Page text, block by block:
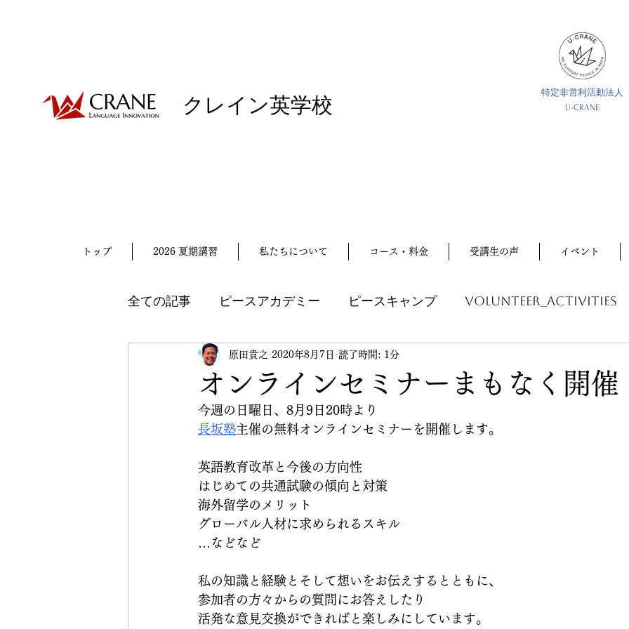
クレイン英学校
特定非営利活動法人
U-CRANE
トップ 2026 夏期講習 私たちについて コース・料金 受講生の声 イベント
全ての記事 ピースアカデミー ピースキャンプ volunteer_activities
受験英語 英検 イベント 講習会
CRANE Peace Initiative
オンラインセミナーまもなく開催
原田貴之 2020年8月7日 読了時間: 1分
今週の日曜日、8月9日20時より
長坂塾主催の無料オンラインセミナーを開催します。
英語教育改革と今後の方向性
はじめての共通試験の傾向と対策
海外留学のメリット
グローバル人材に求められるスキル
…などなど
私の知識と経験とそして想いをお伝えするとともに、
参加者の方々からの質問にお答えしたり
活発な意見交換ができればと楽しみにしています。